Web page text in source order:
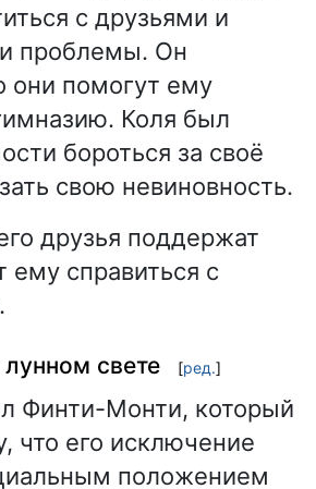
с друзьями и
проблемы. Он
они помогут ему
Коля был
бороться за своё
свою невиновность.
друзья поддержат
ему справиться с
свете [ред.]
Финти-Монти, который
что его исключение
положением